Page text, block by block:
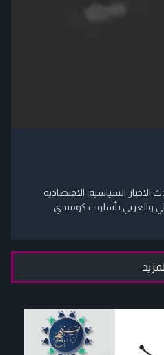
السياسية، الاقتصادية
والعربي بأسلوب كوميدي